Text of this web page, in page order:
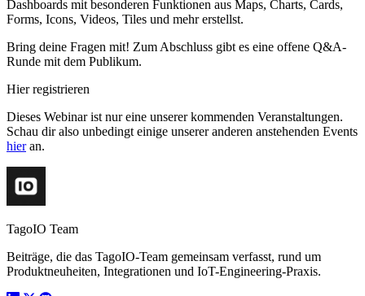
Dashboards mit besonderen Funktionen aus Maps, Charts, Cards,
Forms, Icons, Videos, Tiles und mehr erstellst.
Bring deine Fragen mit! Zum Abschluss gibt es eine offene Q&A-
Runde mit dem Publikum.
Hier registrieren
Dieses Webinar ist nur eine unserer kommenden Veranstaltungen.
Schau dir also unbedingt einige unserer anderen anstehenden Events
hieran.
TagoIO Team
Beiträge, die das TagoIO-Team gemeinsam verfasst, rund um
Produktneuheiten, Integrationen und IoT-Engineering-Praxis.